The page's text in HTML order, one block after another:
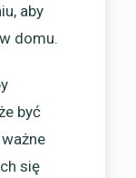
aby
domu.
być
się